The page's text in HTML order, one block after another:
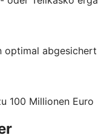
optimal abgesichert
100 Millionen Euro